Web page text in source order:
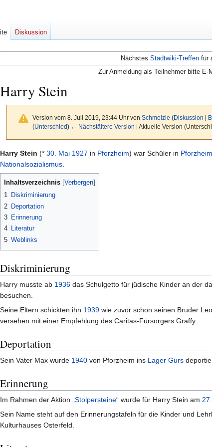
Nächstes Stadtwiki-Treffen für
Zur Anmeldung als Teilnehmer bitte
Harry Stein
Version vom 8. Juli 2019, 23:44 Uhr von Schmelzle (Diskussion |
(Unterschied) ← Nächstältere Version | Aktuelle Version
Zur
Navigation
springen
Zur
Suche
springen
Harry Stein (* 30. Mai 1927 in Pforzheim) war Schüler in Pforzheim
Nationalsozialismus.
Inhaltsverzeichnis
1 Diskriminierung
2 Deportation
3 Erinnerung
4 Literatur
5 Weblinks
Diskriminierung
Harry musste ab 1936 das Schulgetto für jüdische Kinder an der
besuchen.
Seine Eltern schickten ihn 1939 wie zuvor schon seinen Bruder
versehen mit einer Empfehlung des Caritas-Fürsorgers Graffy.
Deportation
Sein Vater Max wurde 1940 von Pforzheim ins Lager Gurs
Erinnerung
Im Rahmen der Aktion „Stolpersteine“ wurde für Harry Stein am
Sein Name steht auf den Erinnerungstafeln für die Kinder und
Kulturhauses Osterfeld.
Diskussion